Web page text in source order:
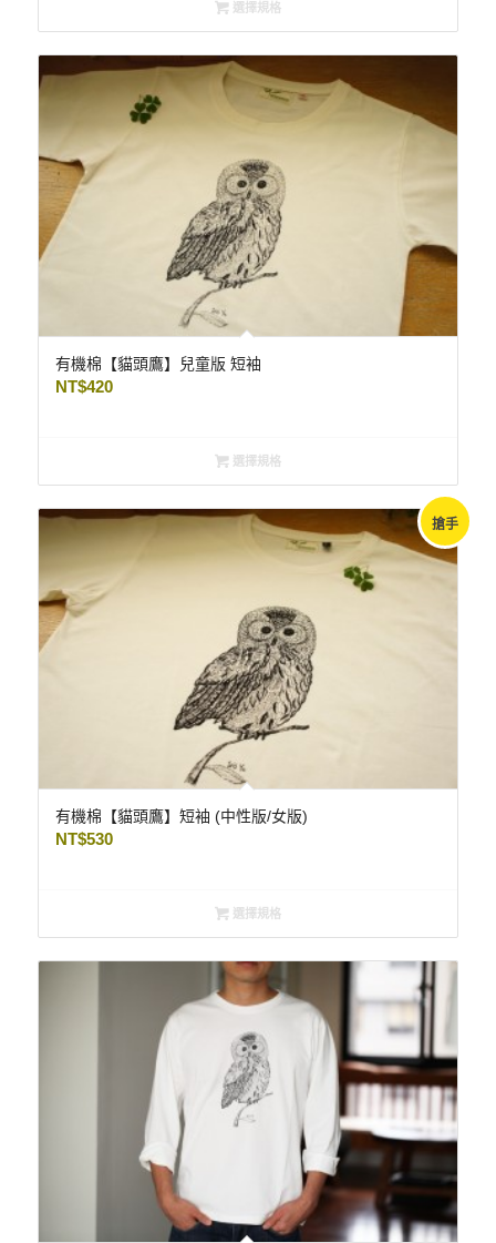
選擇規格
有機棉【貓頭鷹】兒童版 短袖
NT$420
選擇規格
搶手
有機棉【貓頭鷹】短袖 (中性版/女版)
NT$530
選擇規格